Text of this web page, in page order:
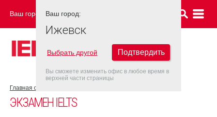
Ваш город: ИЖЕВСК
Главная страница
ЭКЗАМЕН IELTS
Ваш город:
Ижевск
Выбрать другой Подтвердить
Вы сможете изменить офис в любое время в
верхней части страницы